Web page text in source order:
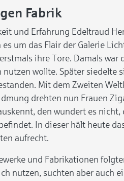
Fabrik
und Erfahrung Edeltraud
es um das Flair der Galerie
ihre Tore. Damals
nutzen wollte. Später siedelte
Mit dem Zweiten
drehten nun Frauen
den wundert es
In dieser hält heute
aufrecht.
und Fabrikationen
nutzen, suchten aber auch